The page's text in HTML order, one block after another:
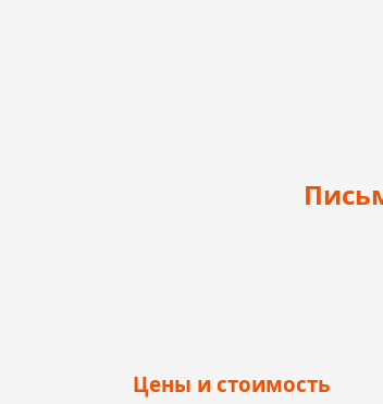
Цены и стоимость